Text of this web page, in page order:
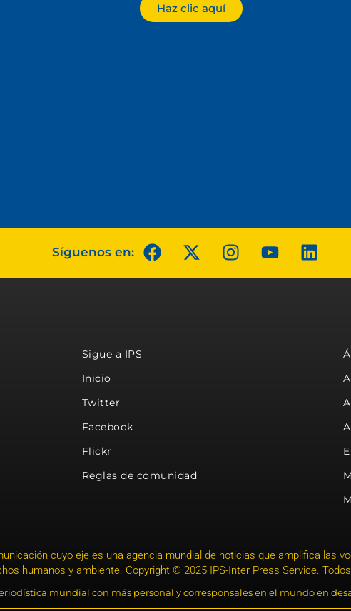
Haz clic aquí
Síguenos en:
Sigue a IPS
Inicio
Twitter
Facebook
Flickr
Reglas de comunidad
cuyo eje es una agencia mundial de noticias que amplifica las
humanos y ambiente. Copyright © 2025 IPS-Inter Press Service.
mundial con más personal y corresponsales en el mundo en